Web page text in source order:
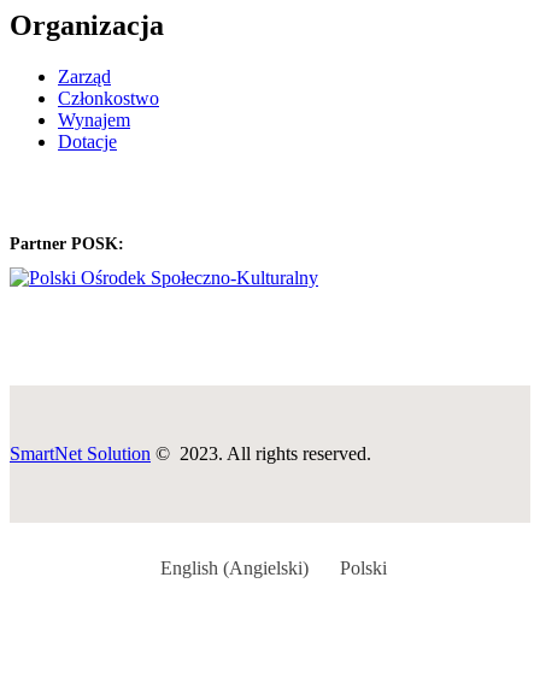
Organizacja
Zarząd
Członkostwo
Wynajem
Dotacje
Partner POSK:
SmartNet Solution © 2023. All rights reserved.
English (Angielski) Polski